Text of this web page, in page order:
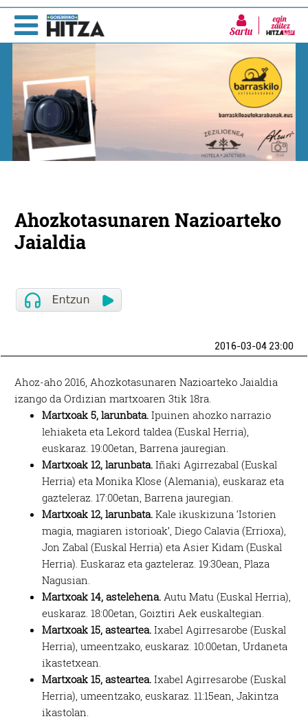
Sartu
Ahozkotasunaren Nazioarteko
Jaialdia
2016-03-04 23:00
Ahoz-aho 2016, Ahozkotasunaren Nazioarteko Jaialdia
izango da Ordizian martxoaren 3tik 18ra.
Martxoak 5, larunbata. Ipuinen ahozko narrazio
lehiaketa eta Lekord taldea (Euskal Herria),
euskaraz. 19:00etan, Barrena jauregian.
Martxoak 12, larunbata. Iñaki Agirrezabal (Euskal
Herria) eta Monika Klose (Alemania), euskaraz eta
gazteleraz. 17:00etan, Barrena jauregian.
Martxoak 12, larunbata. Kale ikuskizuna ‘Istorien
magia, magiaren istorioak’, Diego Calavia (Errioxa),
Jon Zabal (Euskal Herria) eta Asier Kidam (Euskal
Herria). Euskaraz eta gazteleraz. 19:30ean, Plaza
Nagusian.
Martxoak 14, astelehena. Autu Matu (Euskal Herria),
euskaraz. 18:00etan, Goiztiri Aek euskaltegian.
Martxoak 15, asteartea. Ixabel Agirresarobe (Euskal
Herria), umeentzako, euskaraz. 10:00etan, Urdaneta
ikastetxean.
Martxoak 15, asteartea. Ixabel Agirresarobe (Euskal
Herria), umeentzako, euskaraz. 11:15ean, Jakintza
ikastolan.